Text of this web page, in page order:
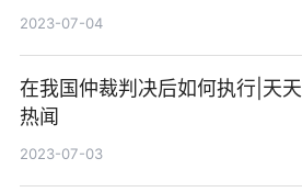
2023-07-04
在我国仲裁判决后如何执行|天天
热闻
2023-07-03